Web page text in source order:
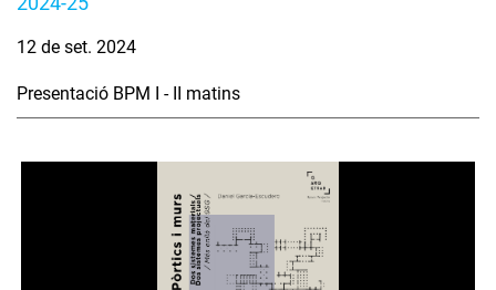
12 de set. 2024
Presentació BPM I - II matins